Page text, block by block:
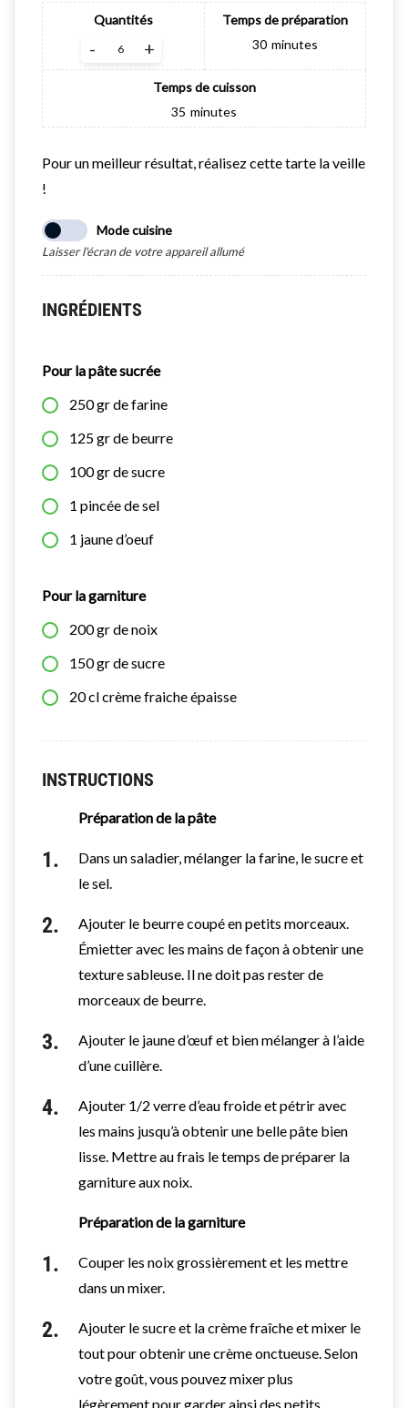
Quantités
+
-
Temps de préparation
30 minutes
Temps de cuisson
35 minutes
Pour un meilleur résultat, réalisez cette tarte la veille
!
Mode cuisine
Laisser l'écran de votre appareil allumé
INGRÉDIENTS
Pour la pâte sucrée
250grde farine
125grde beurre
100grde sucre
1 pincéede sel
1 jaune d’oeuf
Pour la garniture
200grde noix
150grde sucre
20clcrème fraiche épaisse
INSTRUCTIONS
Préparation de la pâte
Dans un saladier, mélanger la farine, le sucre et
le sel.
Ajouter le beurre coupé en petits morceaux.
Émietter avec les mains de façon à obtenir une
texture sableuse. Il ne doit pas rester de
morceaux de beurre.
Ajouter le jaune d’œuf et bien mélanger à l’aide
d’une cuillère.
Ajouter 1/2 verre d’eau froide et pétrir avec
les mains jusqu’à obtenir une belle pâte bien
lisse. Mettre au frais le temps de préparer la
garniture aux noix.
Préparation de la garniture
Couper les noix grossièrement et les mettre
dans un mixer.
Ajouter le sucre et la crème fraîche et mixer le
tout pour obtenir une crème onctueuse. Selon
votre goût, vous pouvez mixer plus
légèrement pour garder ainsi des petits